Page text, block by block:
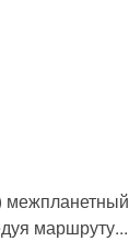
маршруту...